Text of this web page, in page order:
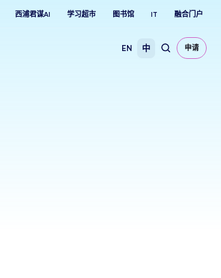
西浦君谋AI 学习超市 图书馆 IT 融合门户
EN 中 申请